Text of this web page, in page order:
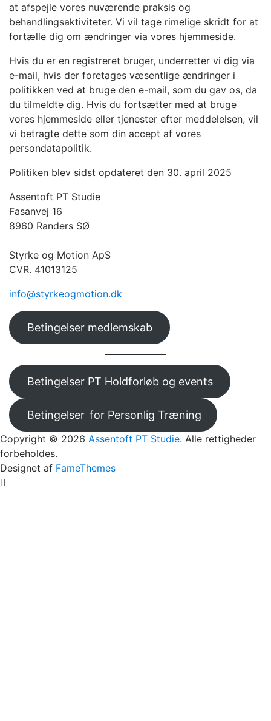
at afspejle vores nuværende praksis og
behandlingsaktiviteter. Vi vil tage rimelige skridt for at
fortælle dig om ændringer via vores hjemmeside.
Hvis du er en registreret bruger, underretter vi dig via
e-mail, hvis der foretages væsentlige ændringer i
politikken ved at bruge den e-mail, som du gav os, da
du tilmeldte dig. Hvis du fortsætter med at bruge
vores hjemmeside eller tjenester efter meddelelsen, vil
vi betragte dette som din accept af vores
persondatapolitik.
Politiken blev sidst opdateret den 30. april 2025
Assentoft PT Studie
Fasanvej 16
8960 Randers SØ
Styrke og Motion ApS
CVR. 41013125
info@styrkeogmotion.dk
Betingelser medlemskab
Betingelser PT Holdforløb og events
Betingelser for Personlig Træning
Copyright © 2026 Assentoft PT Studie. Alle rettigheder
forbeholdes.
Designet af FameThemes